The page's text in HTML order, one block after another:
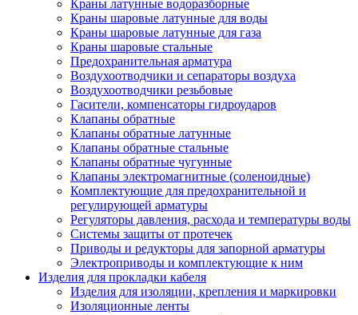
Краны латунные водоразборные
Краны шаровые латунные для воды
Краны шаровые латунные для газа
Краны шаровые стальные
Предохранительная арматура
Воздухоотводчики и сепараторы воздуха
Воздухоотводчики резьбовые
Гасители, компенсаторы гидроударов
Клапаны обратные
Клапаны обратные латунные
Клапаны обратные стальные
Клапаны обратные чугунные
Клапаны электромагнитные (соленоидные)
Комплектующие для предохранительной и
регулирующей арматуры
Регуляторы давления, расхода и температуры воды
Системы защиты от протечек
Приводы и редукторы для запорной арматуры
Электроприводы и комплектующие к ним
Изделия для прокладки кабеля
Изделия для изоляции, крепления и маркировки
Изоляционные ленты